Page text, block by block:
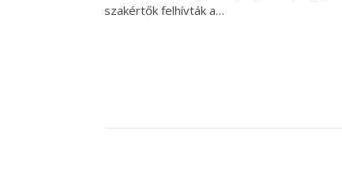
szakértők felhívták a…